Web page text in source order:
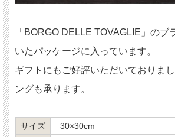
「BORGO DELLE TOVAGLIE」のブ
いたパッケージに入っています。
ギフトにもご好評いただいておりま
ングも承ります。
サイズ 30×30cm